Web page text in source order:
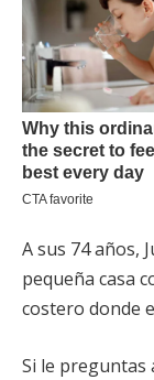
A sus 74 años,
pequeña casa
costero donde
Si le preguntas